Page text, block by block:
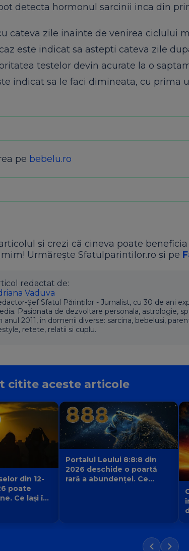
detecta hormonul sarcinii inca din
cateva zile inainte de venirea ciclului
este indicat sa astepti cateva zile
testelor devin acurate la o
indicat sa le faci dimineata, cu prima
pe bebelu.ro
și crezi că cineva poate
Urmărește Sfatulparintilor.ro și pe
redactat de:
Vaduva
Șef Sfatul Părinților - Jurnalist, cu 30 de ani
Pasionata de dezvoltare personala, astrologie,
anul 2011, in domenii diverse: sarcina, bebelusi,
retete, relatii si cuplu.
citite aceste articole
din 12-
poate
Ce lași în
Portalul Leului 8:8:8 din
2026 deschide o poartă
rară a abundenței. Ce